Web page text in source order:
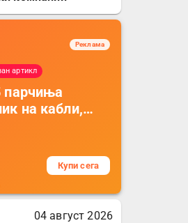
Реклама
артикл
парчиња
на кабли,
за заштита
за заштита на
батерија, за
телефони,
за заштита на
Купи сега
04 август 2026